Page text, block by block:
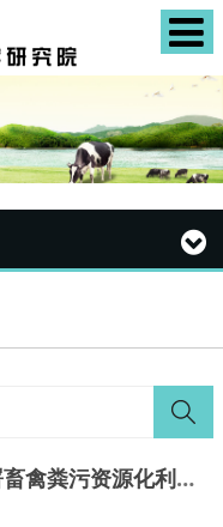
农业农村部全面部署畜禽粪污资源化利用工作